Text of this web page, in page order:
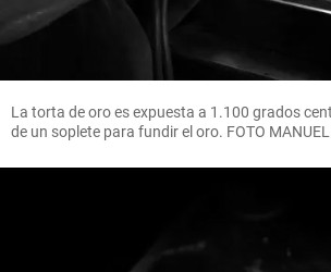
La torta de oro es expuesta a 1.100 grados
de un soplete para fundir el oro. FOTO